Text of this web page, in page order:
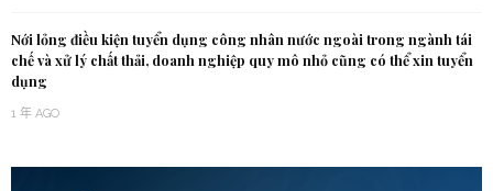
Nới lỏng điều kiện tuyển dụng công nhân nước ngoài trong ngành tái
chế và xử lý chất thải, doanh nghiệp quy mô nhỏ cũng có thể xin tuyển
dụng
1 年 AGO